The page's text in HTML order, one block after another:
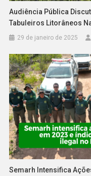
Audiência Pública
Tabuleiros Litorâneos
29 de janeiro de 2025
Semarh Intensifica